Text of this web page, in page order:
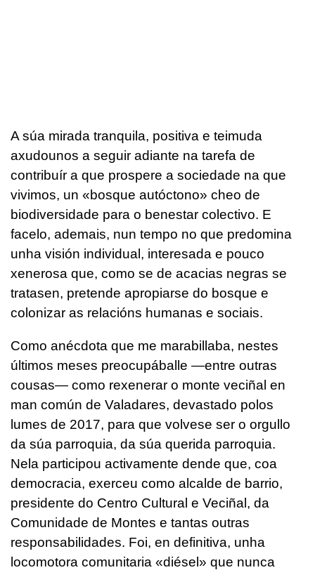
A súa mirada tranquila, positiva e teimuda
axudounos a seguir adiante na tarefa de
contribuír a que prospere a sociedade na que
vivimos, un «bosque autóctono» cheo de
biodiversidade para o benestar colectivo. E
facelo, ademais, nun tempo no que predomina
unha visión individual, interesada e pouco
xenerosa que, como se de acacias negras se
tratasen, pretende apropiarse do bosque e
colonizar as relacións humanas e sociais.
Como anécdota que me marabillaba, nestes
últimos meses preocupáballe —entre outras
cousas— como rexenerar o monte veciñal en
man común de Valadares, devastado polos
lumes de 2017, para que volvese ser o orgullo
da súa parroquia, da súa querida parroquia.
Nela participou activamente dende que, coa
democracia, exerceu como alcalde de barrio,
presidente do Centro Cultural e Veciñal, da
Comunidade de Montes e tantas outras
responsabilidades. Foi, en definitiva, unha
locomotora comunitaria «diésel» que nunca